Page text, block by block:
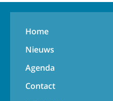
Home
Nieuws
Agenda
Contact